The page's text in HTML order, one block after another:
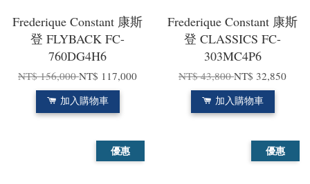
Frederique Constant 康斯
登 FLYBACK FC-
760DG4H6
NT$ 156,000NT$ 117,000
加入購物車
Frederique Constant 康斯
登 CLASSICS FC-
303MC4P6
NT$ 43,800NT$ 32,850
加入購物車
優惠 優惠